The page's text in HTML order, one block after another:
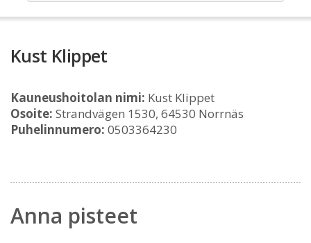
Kust Klippet
Kauneushoitolan nimi: Kust Klippet
Osoite: Strandvägen 1530, 64530 Norrnäs
Puhelinnumero: 0503364230
Anna pisteet